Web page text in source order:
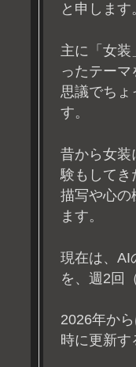
と申します
主に「女装
ったテー
思議でちょ
す。
昔から女装
験もしてき
描写や心の
ます。
現在は、AI
を、週2回
2026年か
時に更新す